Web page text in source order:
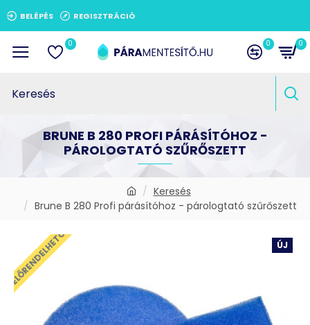
BELÉPÉS REGISZTRÁCIÓ
0 0 0
Keresés
Brune B 280 Profi párásítóhoz - párologtató szűrőszett
BRUNE B 280 PROFI PÁRÁSÍTÓHOZ -
PÁROLOGTATÓ SZŰRŐSZETT
ÚJ
ELŐRENDELHETŐ